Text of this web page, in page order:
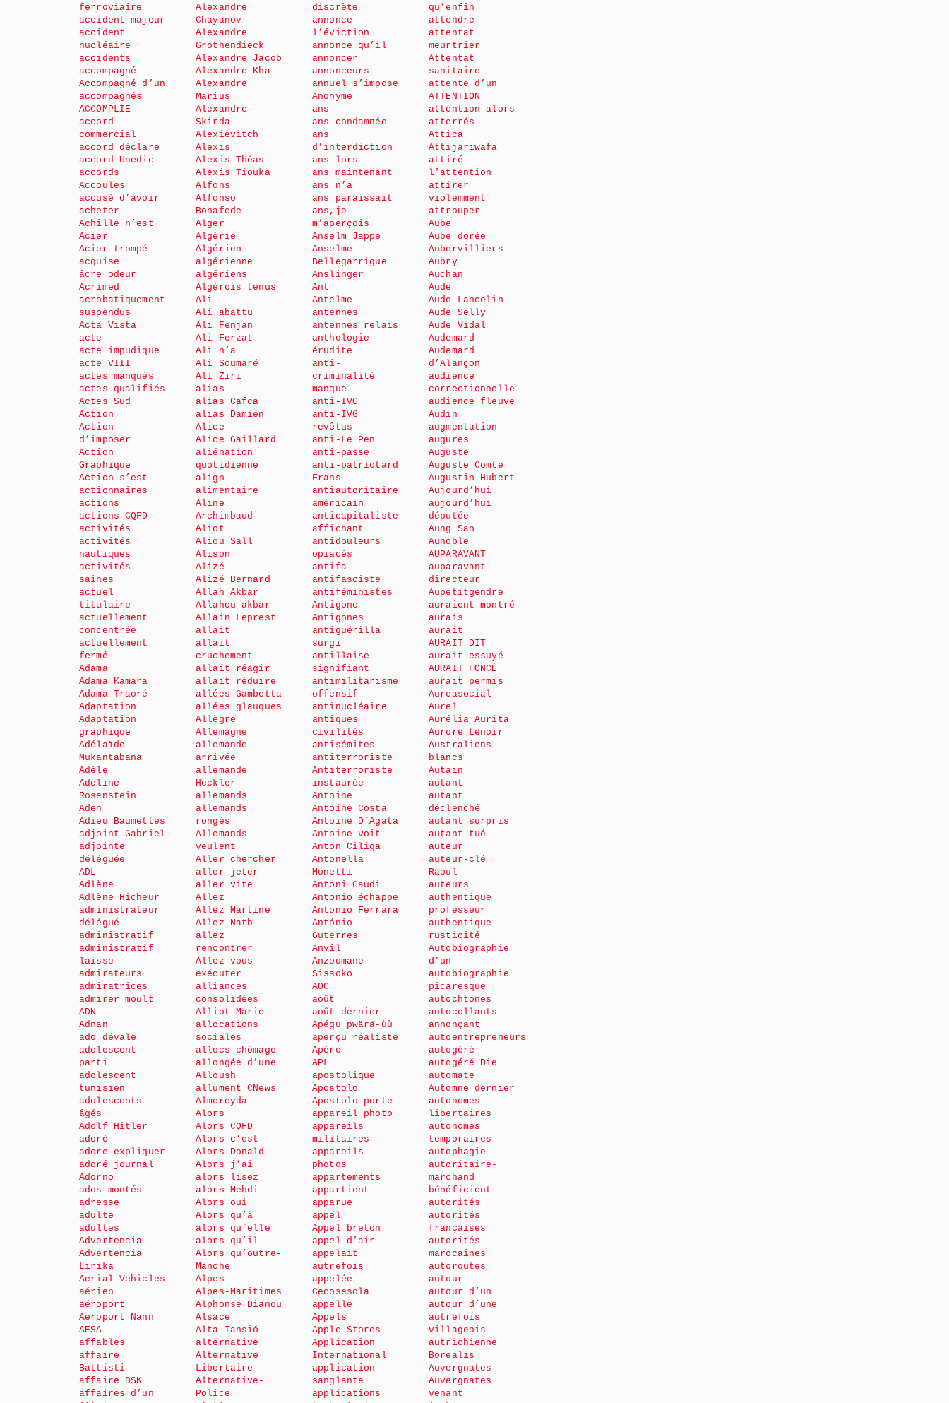
ferroviaire
accident majeur
accident
nucléaire
accidents
accompagné
Accompagné d’un
accompagnés
ACCOMPLIE
accord
commercial
accord déclare
accord Unedic
accords
Accoules
accusé d’avoir
acheter
Achille n’est
Acier
Acier trompé
acquise
âcre odeur
Acrimed
acrobatiquement
suspendus
Acta Vista
acte
acte impudique
acte VIII
actes manqués
actes qualifiés
Actes Sud
Action
Action
d’imposer
Action
Graphique
Action s’est
actionnaires
actions
actions CQFD
activités
activités
nautiques
activités
saines
actuel
titulaire
actuellement
concentrée
actuellement
fermé
Adama
Adama Kamara
Adama Traoré
Adaptation
Adaptation
graphique
Adélaïde
Mukantabana
Adèle
Adeline
Rosenstein
Aden
Adieu Baumettes
adjoint Gabriel
adjointe
déléguée
ADL
Adlène
Adlène Hicheur
administrateur
délégué
administratif
administratif
laisse
admirateurs
admiratrices
admirer moult
ADN
Adnan
ado dévale
adolescent
parti
adolescent
tunisien
adolescents
âgés
Adolf Hitler
adoré
adore expliquer
adoré journal
Adorno
ados montés
adresse
adulte
adultes
Advertencia
Advertencia
Lirika
Aerial Vehicles
aérien
aéroport
Aeroport Nann
AESA
affables
affaire
Battisti
affaire DSK
affaires d’un
Alexandre
Chayanov
Alexandre
Grothendieck
Alexandre Jacob
Alexandre Kha
Alexandre
Marius
Alexandre
Skirda
Alexievitch
Alexis
Alexis Théas
Alexis Tiouka
Alfons
Alfonso
Bonafede
Alger
Algérie
Algérien
algérienne
algériens
Algérois tenus
Ali
Ali abattu
Ali Fenjan
Ali Ferzat
Ali n’a
Ali Soumaré
Ali Ziri
alias
alias Cafca
alias Damien
Alice
Alice Gaillard
aliénation
quotidienne
align
alimentaire
Aline
Archimbaud
Aliot
Aliou Sall
Alison
Alizé
Alizé Bernard
Allah Akbar
Allahou akbar
Allain Leprest
allait
allait
cruchement
allait réagir
allait réduire
allées Gambetta
allées glauques
Allègre
Allemagne
allemande
arrivée
allemande
Heckler
allemands
allemands
rongés
Allemands
veulent
Aller chercher
aller jeter
aller vite
Allez
Allez Martine
Allez Nath
allez
rencontrer
Allez-vous
exécuter
alliances
consolidées
Alliot-Marie
allocations
sociales
allocs chômage
allongée d’une
Alloush
allument CNews
Almereyda
Alors
Alors CQFD
Alors c’est
Alors Donald
Alors j’ai
alors lisez
alors Mehdi
Alors oui
Alors qu’à
alors qu’elle
alors qu’il
Alors qu’outre-
Manche
Alpes
Alpes-Maritimes
Alphonse Dianou
Alsace
Alta Tansió
alternative
Alternative
Libertaire
Alternative-
Police
discrète
annonce
l’éviction
annonce qu’il
annoncer
annonceurs
annuel s’impose
Anonyme
ans
ans condamnée
ans
d’interdiction
ans lors
ans maintenant
ans n’a
ans paraissait
ans,je
m’aperçois
Anselm Jappe
Anselme
Bellegarrigue
Anslinger
Ant
Antelme
antennes
antennes relais
anthologie
érudite
anti-
criminalité
manque
anti-IVG
anti-IVG
revêtus
anti-Le Pen
anti-passe
anti-patriotard
Frans
antiautoritaire
américain
anticapitaliste
affichant
antidouleurs
opiacés
antifa
antifasciste
antiféministes
Antigone
Antigones
antiguérilla
surgi
antillaise
signifiant
antimilitarisme
offensif
antinucléaire
antiques
civilités
antisémites
antiterroriste
Antiterroriste
instaurée
Antoine
Antoine Costa
Antoine D’Agata
Antoine voit
Anton Ciliga
Antonella
Monetti
Antoni Gaudi
Antonio échappe
Antonio Ferrara
António
Guterres
Anvil
Anzoumane
Sissoko
AOC
août
août dernier
Apégu pwärä-ùù
aperçu réaliste
Apéro
APL
apostolique
Apostolo
Apostolo porte
appareil photo
appareils
militaires
appareils
photos
appartements
appartient
apparue
appel
Appel breton
appel d’air
appelait
autrefois
appelée
Cecosesola
appelle
Appels
Apple Stores
Application
International
application
sanglante
applications
qu’enfin
attendre
attentat
meurtrier
Attentat
sanitaire
attente d’un
ATTENTION
attention alors
atterrés
Attica
Attijariwafa
attiré
l’attention
attirer
violemment
attrouper
Aube
Aube dorée
Aubervilliers
Aubry
Auchan
Aude
Aude Lancelin
Aude Selly
Aude Vidal
Audemard
Audemard
d’Alançon
audience
correctionnelle
audience fleuve
Audin
augmentation
augures
Auguste
Auguste Comte
Augustin Hubert
Aujourd’hui
aujourd’hui
députée
Aung San
Aunoble
AUPARAVANT
auparavant
directeur
Aupetitgendre
auraient montré
aurais
aurait
AURAIT DIT
aurait essuyé
AURAIT FONCÉ
aurait permis
Aureasocial
Aurel
Aurélia Aurita
Aurore Lenoir
Australiens
blancs
Autain
autant
autant
déclenché
autant surpris
autant tué
auteur
auteur-clé
Raoul
auteurs
authentique
professeur
authentique
rusticité
Autobiographie
d’un
autobiographie
picaresque
autochtones
autocollants
annonçant
autoentrepreneurs
autogéré
autogéré Die
automate
Automne dernier
autonomes
libertaires
autonomes
temporaires
autophagie
autoritaire-
marchand
bénéficient
autorités
autorités
françaises
autorités
marocaines
autoroutes
autour
autour d’un
autour d’une
autrefois
villageois
autrichienne
Borealis
Auvergnates
Auvergnates
venant